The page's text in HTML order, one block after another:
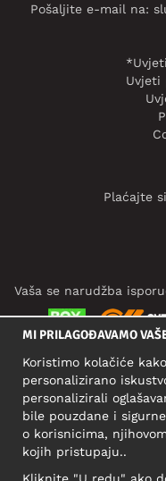
Pošaljite e-mail na:
Uvjeti
Plaćajte
Vaša se narudžba
MI PRILAGOĐAVAMO
Koristimo kolačiće
personalizirano
personalizirali
bile pouzdane i
o korisnicima,
kojih pristupaju..